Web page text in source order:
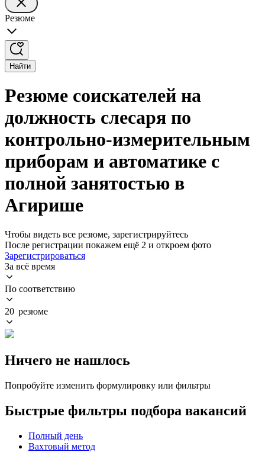
Резюме
Найти
Резюме соискателей на
должность слесаря по
контрольно-измерительным
приборам и автоматике с
полной занятостью в
Агирише
Чтобы видеть все резюме, зарегистрируйтесь
После регистрации покажем ещё 2 и откроем фото
Зарегистрироваться
За всё время
По соответствию
20 резюме
Ничего не нашлось
Попробуйте изменить формулировку или фильтры
Быстрые фильтры подбора вакансий
Полный день
Вахтовый метод